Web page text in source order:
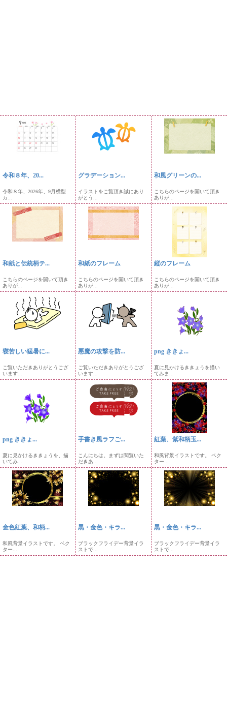
令和８年、20...
令和８年、2026年、9月横型
カ...
グラデーション...
イラストをご覧頂き誠にあり
がとう...
和風グリーンの...
こちらのページを開いて頂き
ありが...
和紙と伝統柄テ...
こちらのページを開いて頂き
ありが...
和紙のフレーム
こちらのページを開いて頂き
ありが...
縦のフレーム
こちらのページを開いて頂き
ありが...
寝苦しい猛暑に...
ご覧いただきありがとうござ
います...
悪魔の攻撃を防...
ご覧いただきありがとうござ
います...
png ききょ...
夏に見かけるききょうを描い
てみま...
png ききょ...
夏に見かけるききょうを、描
いてみ...
手書き風ラフご...
こんにちは。まずは閲覧いた
だきあ...
紅葉、紫和柄玉...
和風背景イラストです。 ベク
ター...
金色紅葉、和柄...
和風背景イラストです。 ベク
ター...
黒・金色・キラ...
ブラックフライデー背景イラ
ストで...
黒・金色・キラ...
ブラックフライデー背景イラ
ストで...